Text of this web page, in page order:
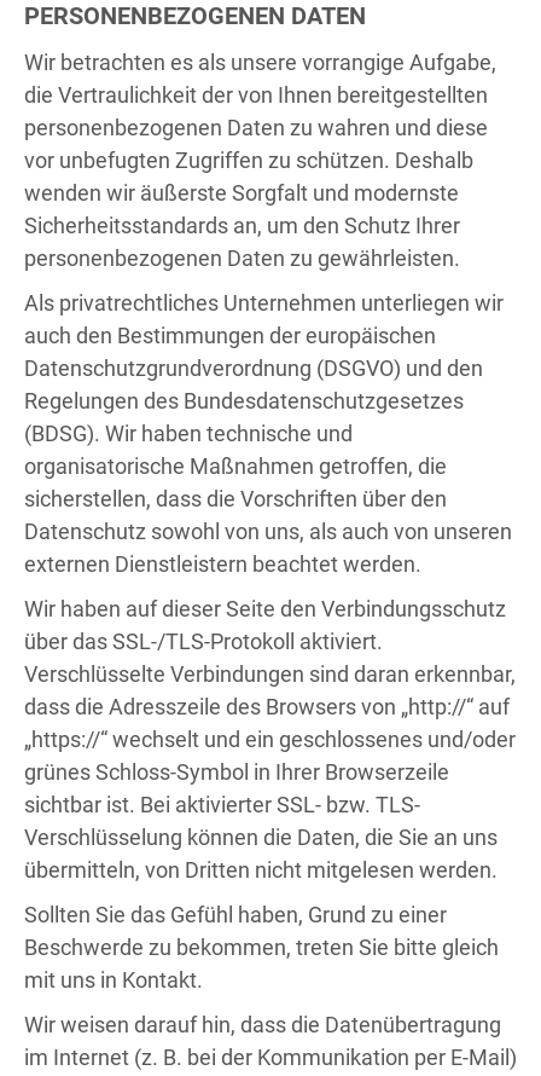
PERSONENBEZOGENEN DATEN
Wir betrachten es als unsere vorrangige Aufgabe,
die Vertraulichkeit der von Ihnen bereitgestellten
personenbezogenen Daten zu wahren und diese
vor unbefugten Zugriffen zu schützen. Deshalb
wenden wir äußerste Sorgfalt und modernste
Sicherheitsstandards an, um den Schutz Ihrer
personenbezogenen Daten zu gewährleisten.
Als privatrechtliches Unternehmen unterliegen wir
auch den Bestimmungen der europäischen
Datenschutzgrundverordnung (DSGVO) und den
Regelungen des Bundesdatenschutzgesetzes
(BDSG). Wir haben technische und
organisatorische Maßnahmen getroffen, die
sicherstellen, dass die Vorschriften über den
Datenschutz sowohl von uns, als auch von unseren
externen Dienstleistern beachtet werden.
Wir haben auf dieser Seite den Verbindungsschutz
über das SSL-/TLS-Protokoll aktiviert.
Verschlüsselte Verbindungen sind daran erkennbar,
dass die Adresszeile des Browsers von „http://“ auf
„https://“ wechselt und ein geschlossenes und/oder
grünes Schloss-Symbol in Ihrer Browserzeile
sichtbar ist. Bei aktivierter SSL- bzw. TLS-
Verschlüsselung können die Daten, die Sie an uns
übermitteln, von Dritten nicht mitgelesen werden.
Sollten Sie das Gefühl haben, Grund zu einer
Beschwerde zu bekommen, treten Sie bitte gleich
mit uns in Kontakt.
Wir weisen darauf hin, dass die Datenübertragung
im Internet (z. B. bei der Kommunikation per E-Mail)